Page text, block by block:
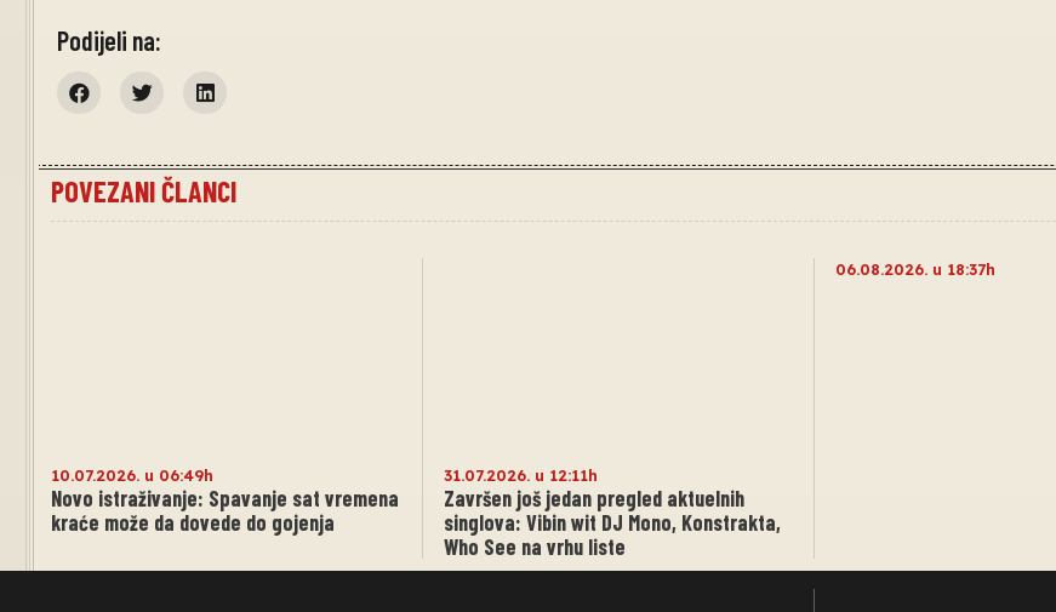
Podijeli na:
POVEZANI ČLANCI
10.07.2026. u 06:49h
Novo istraživanje: Spavanje sat vremena
kraće može da dovede do gojenja
31.07.2026. u 12:11h
Završen još jedan pregled aktuelnih
singlova: Vibin wit DJ Mono, Konstrakta,
Who See na vrhu liste
06.08.2026. u 18:37h